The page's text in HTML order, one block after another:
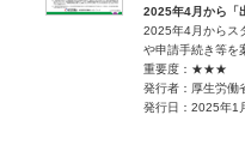
2025年4月から「
2025年4月からス
や申請手続き等を
重要度：★★★
発行者：厚生労働
発行日：2025年1